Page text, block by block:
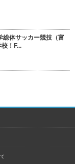
体サッカー競技（富
！F...